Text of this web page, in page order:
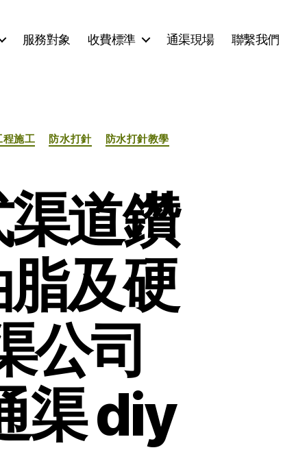
服務對象 收費標準 通渠現場 聯繫我們
程施工 防水打針
防水打針教學
道鑽
及硬
公司
渠 diy